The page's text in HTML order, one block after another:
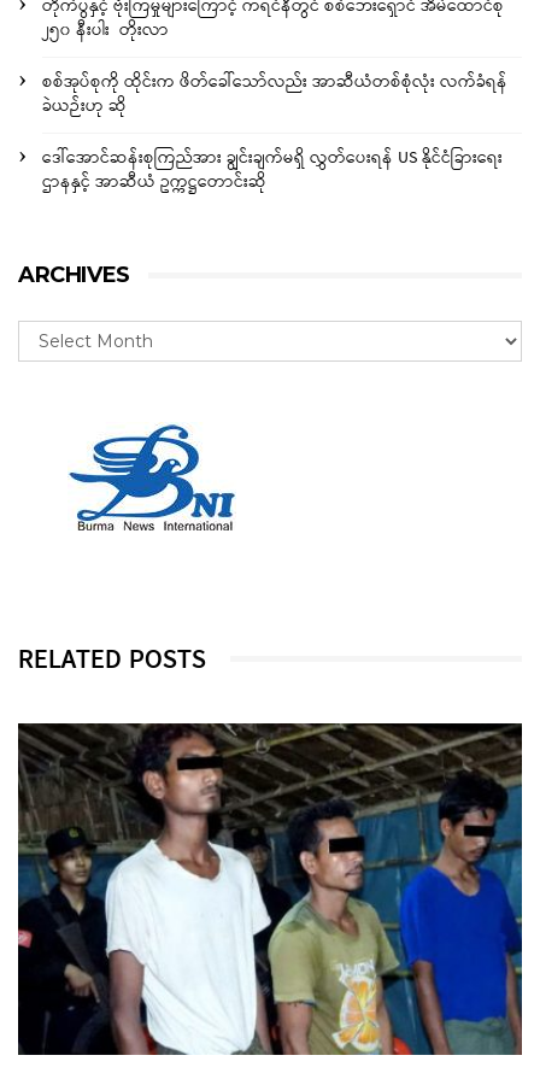
တိုက်ပွဲနှင့် ဗုံးကြဲမှုများကြောင့် ကရင်နီတွင် စစ်ဘေးရှောင် အိမ်ထောင်စု
၂၅၀ နီးပါး တိုးလာ
စစ်အုပ်စုကို ထိုင်းက ဖိတ်ခေါ်သော်လည်း အာဆီယံတစ်စုံလုံး လက်ခံရန်
ခဲယဉ်းဟု ဆို
ဒေါ်အောင်ဆန်းစုကြည်အား ချွင်းချက်မရှိ လွှတ်ပေးရန် US နိုင်ငံခြားရေး
ဌာနနှင့် အာဆီယံ ဥက္ကဋ္ဌတောင်းဆို
ARCHIVES
RELATED POSTS